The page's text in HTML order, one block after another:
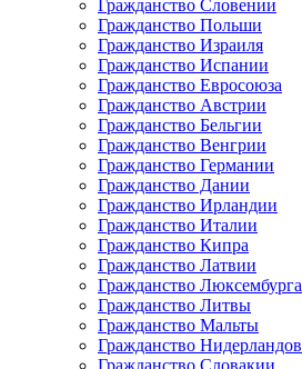
Гражданство Словении
Гражданство Польши
Гражданство Израиля
Гражданство Испании
Гражданство Евросоюза
Гражданство Австрии
Гражданство Бельгии
Гражданство Венгрии
Гражданство Германии
Гражданство Дании
Гражданство Ирландии
Гражданство Италии
Гражданство Кипра
Гражданство Латвии
Гражданство Люксембурга
Гражданство Литвы
Гражданство Мальты
Гражданство Нидерландов
Гражданство Словакии